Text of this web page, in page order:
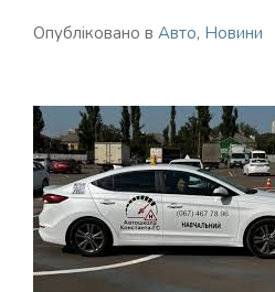
Опубліковано в Авто, Новини